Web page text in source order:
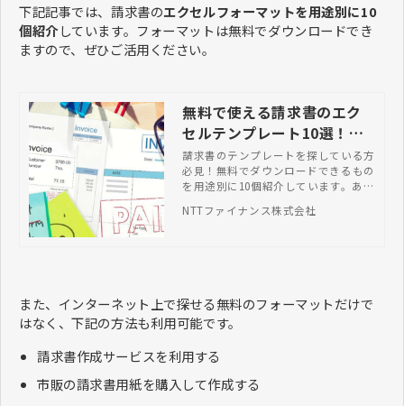
下記記事では、請求書のエクセルフォーマットを用途別に10
個紹介しています。フォーマットは無料でダウンロードでき
ますので、ぜひご活用ください。
無料で使える請求書のエク
セルテンプレート10選！用
途別に総まとめ
請求書のテンプレートを探している方
必見！無料でダウンロードできるもの
を用途別に10個紹介しています。あわ
求書の一般的な作成ポイントや送付マ
NTTファイナンス株式会社
また、インターネット上で探せる無料のフォーマットだけで
はなく、下記の方法も利用可能です。
請求書作成サービスを利用する
市販の請求書用紙を購入して作成する